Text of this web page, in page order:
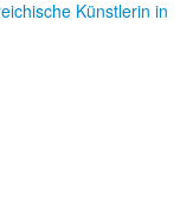
Künstlerin in